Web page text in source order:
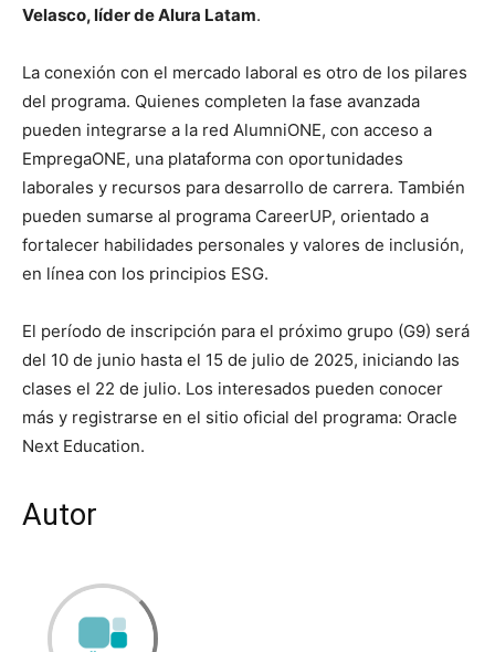
Velasco, líder de Alura Latam.
La conexión con el mercado laboral es otro de los pilares
del programa. Quienes completen la fase avanzada
pueden integrarse a la red AlumniONE, con acceso a
EmpregaONE, una plataforma con oportunidades
laborales y recursos para desarrollo de carrera. También
pueden sumarse al programa CareerUP, orientado a
fortalecer habilidades personales y valores de inclusión,
en línea con los principios ESG.
El período de inscripción para el próximo grupo (G9) será
del 10 de junio hasta el 15 de julio de 2025, iniciando las
clases el 22 de julio. Los interesados pueden conocer
más y registrarse en el sitio oficial del programa: Oracle
Next Education.
Autor